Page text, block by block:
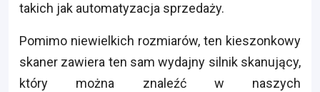
takich jak automatyzacja sprzedaży.
Pomimo niewielkich rozmiarów, ten kieszonkowy
skaner zawiera ten sam wydajny silnik skanujący,
który można znaleźć w naszych